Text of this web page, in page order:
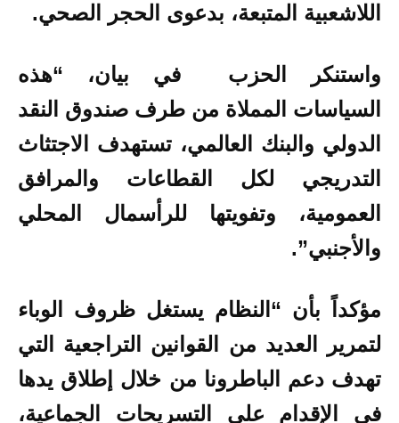
اللاشعبية المتبعة، بدعوى الحجر الصحي.
واستنكر الحزب في بيان، “هذه
السياسات المملاة من طرف صندوق النقد
الدولي والبنك العالمي، تستهدف الاجتثاث
التدريجي لكل القطاعات والمرافق
العمومية، وتفويتها للرأسمال المحلي
والأجنبي”.
مؤكداً بأن “النظام يستغل ظروف الوباء
لتمرير العديد من القوانين التراجعية التي
تهدف دعم الباطرونا من خلال إطلاق يدها
في الإقدام على التسريحات الجماعية،